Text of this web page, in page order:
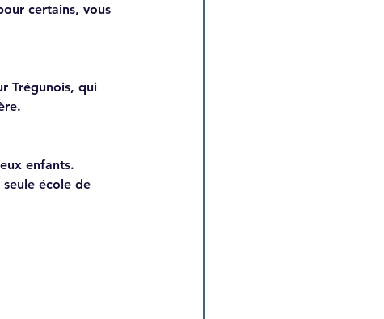
certains, vous
Trégunois, qui
enfants.
école de